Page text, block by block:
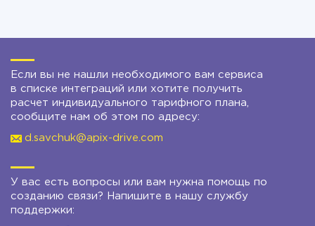
Если вы не нашли необходимого вам сервиса
в списке интеграций или хотите получить
расчет индивидуального тарифного плана,
сообщите нам об этом по адресу:
d.savchuk@apix-drive.com
У вас есть вопросы или вам нужна помощь по
созданию связи? Напишите в нашу службу
поддержки: